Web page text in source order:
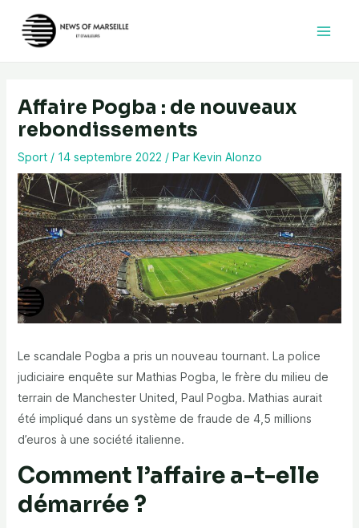
contenu
Affaire Pogba : de nouveaux
rebondissements
Sport/ 14 septembre 2022 / Par Kevin Alonzo
Le scandale Pogba a pris un nouveau tournant. La police
judiciaire enquête sur Mathias Pogba, le frère du milieu de
terrain de Manchester United, Paul Pogba. Mathias aurait
été impliqué dans un système de fraude de 4,5 millions
d’euros à une société italienne.
Comment l’affaire a-t-elle
démarrée ?